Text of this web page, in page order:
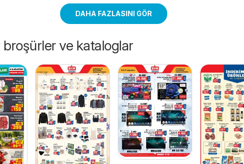
DAHA FAZLASINI GÖR
broşürler ve kataloglar